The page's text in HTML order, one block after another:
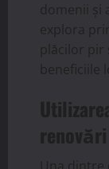
domenii și
explora
plăcilor pir
beneficiile
renovări